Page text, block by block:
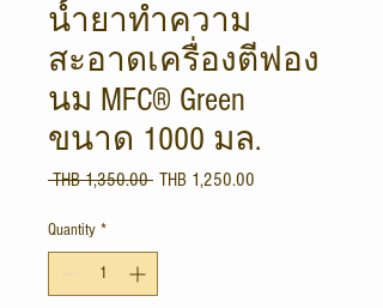
น้ำยาทำความ
สะอาดเครื่องตีฟอง
นม MFC® Green
ขนาด 1000 มล.
THB 1,350.00 Regular
THB 1,250.00
Quantity *